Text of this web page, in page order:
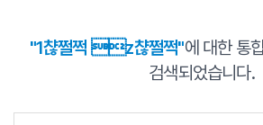
"1챦쩔쩍 z챦쩔쩍"에 대한 통
검색되었습니다.